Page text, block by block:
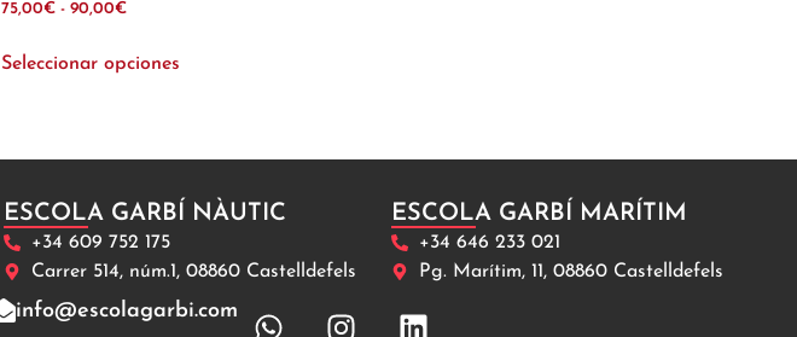
75,00€ - 90,00€
Seleccionar opciones
ESCOLA GARBÍ NÀUTIC
+34 609 752 175
Carrer 514, núm.1, 08860 Castelldefels
ESCOLA GARBÍ MARÍTIM
+34 646 233 021
Pg. Marítim, 11, 08860 Castelldefels
info@escolagarbi.com